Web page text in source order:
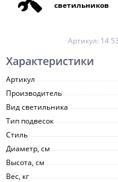
светильников
Артикул: 14
Характеристики
Артикул
Производитель
Вид светильника
Тип подвесок
Стиль
Диаметр, см
Высота, см
Вес, кг